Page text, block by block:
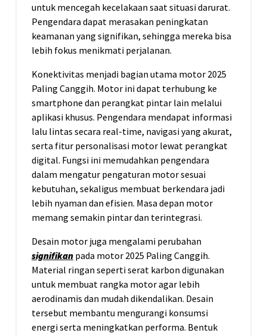
untuk mencegah kecelakaan saat situasi darurat.
Pengendara dapat merasakan peningkatan
keamanan yang signifikan, sehingga mereka bisa
lebih fokus menikmati perjalanan.
Konektivitas menjadi bagian utama motor 2025
Paling Canggih. Motor ini dapat terhubung ke
smartphone dan perangkat pintar lain melalui
aplikasi khusus. Pengendara mendapat informasi
lalu lintas secara real-time, navigasi yang akurat,
serta fitur personalisasi motor lewat perangkat
digital. Fungsi ini memudahkan pengendara
dalam mengatur pengaturan motor sesuai
kebutuhan, sekaligus membuat berkendara jadi
lebih nyaman dan efisien. Masa depan motor
memang semakin pintar dan terintegrasi.
Desain motor juga mengalami perubahan
signifikan pada motor 2025 Paling Canggih.
Material ringan seperti serat karbon digunakan
untuk membuat rangka motor agar lebih
aerodinamis dan mudah dikendalikan. Desain
tersebut membantu mengurangi konsumsi
energi serta meningkatkan performa. Bentuk